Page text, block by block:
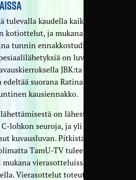
tulevalla kaudella kaikki
kotiottelut, ja mukana on
tunnin ennakkostudio.
on luvassa –
JBK:ta vastaan,
suorana Ratinasta
kausiennakko.
on lähestytty
lohkon seuroja, ja yli puolet
kuvausluvan. Pitkistä
TamU-TV tulee siis
vierasotteluissa
Vierasottelut toteutetaan